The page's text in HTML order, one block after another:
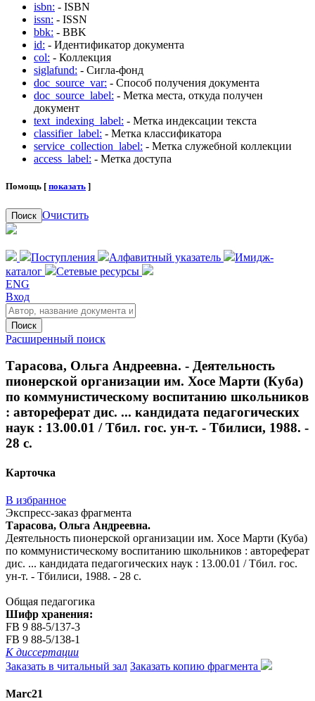
isbn: - ISBN
issn: - ISSN
bbk: - BBK
id: - Идентификатор документа
col: - Коллекция
siglafund: - Сигла-фонд
doc_source_var: - Способ получения документа
doc_source_label: - Метка места, откуда получен
документ
text_indexing_label: - Метка индексации текста
classifier_label: - Метка классификатора
service_collection_label: - Метка служебной коллекции
access_label: - Метка доступа
Помощь [ показать ]
Поиск Очистить
Поступления Алфавитный указатель
Имидж-
каталог
Сетевые ресурсы
ENG
Вход
Поиск
Расширенный поиск
Тарасова, Ольга Андреевна. - Деятельность
пионерской организации им. Хосе Марти (Куба)
по коммунистическому воспитанию школьников
: автореферат дис. ... кандидата педагогических
наук : 13.00.01 / Тбил. гос. ун-т. - Тбилиси, 1988. -
28 с.
Карточка
В избранное
Экспресс-заказ фрагмента
Тарасова, Ольга Андреевна.
Деятельность пионерской организации им. Хосе Марти (Куба)
по коммунистическому воспитанию школьников : автореферат
дис. ... кандидата педагогических наук : 13.00.01 / Тбил. гос.
ун-т. - Тбилиси, 1988. - 28 с.
Общая педагогика
Шифр хранения:
FB 9 88-5/137-3
FB 9 88-5/138-1
К диссертации
Заказать в читальный зал Заказать копию фрагмента
Marc21